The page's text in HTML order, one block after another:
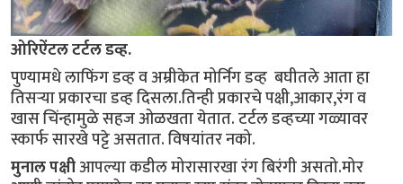
ओरिऐंटल टर्टल डव्ह.
पुण्यामधे लाफिंग डव्ह व अम्रीकेत मोर्निग डव्ह बघीतले आता हा
तिसऱ्या प्रकारचा डव्ह दिसला.तिन्ही प्रकारचे पक्षी,आकार,रंग व
खास चिंन्हामुळे सहज ओळखता येतात. टर्टल डव्हच्या गळ्यावर
स्कार्फ सारखे पट्टे असतात. विषयांतर नको.
मुनाल पक्षीआपल्या कडील मोरासारखा रंग बिरंगी असतो.मोर